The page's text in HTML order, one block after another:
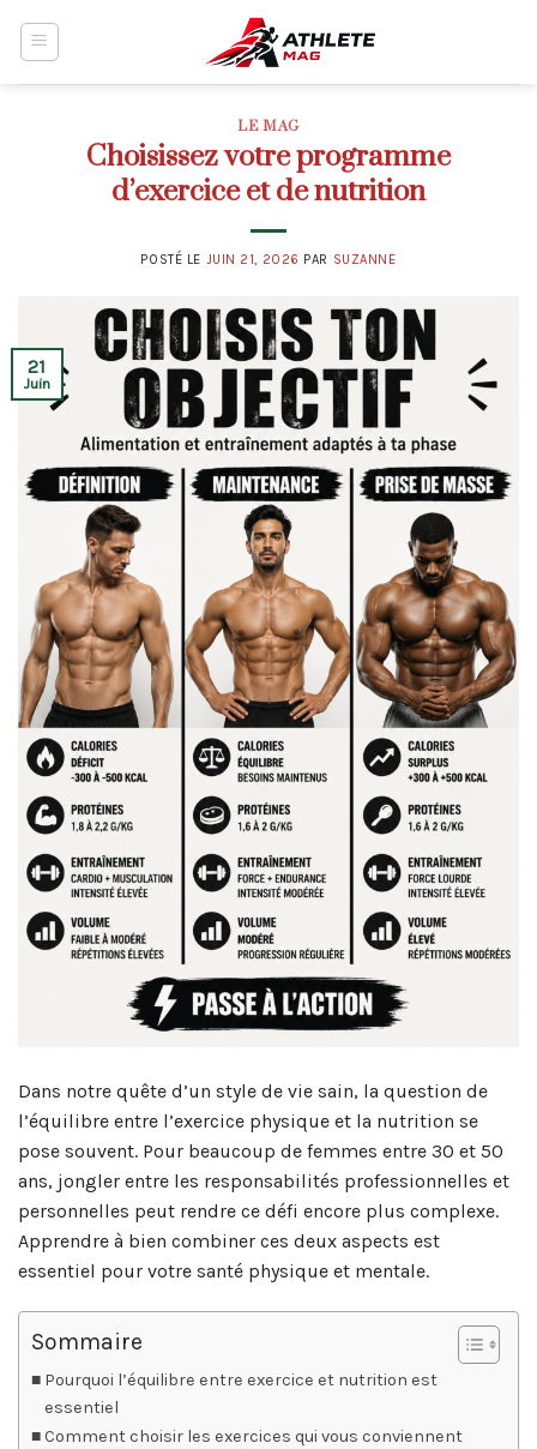
LE MAG
Choisissez votre programme
d’exercice et de nutrition
POSTÉ LE JUIN 21, 2026 PAR SUZANNE
21
Juin
Dans notre quête d’un style de vie sain, la question de
l’équilibre entre l’exercice physique et la nutrition se
pose souvent. Pour beaucoup de femmes entre 30 et 50
ans, jongler entre les responsabilités professionnelles et
personnelles peut rendre ce défi encore plus complexe.
Apprendre à bien combiner ces deux aspects est
essentiel pour votre santé physique et mentale.
Sommaire
Pourquoi l’équilibre entre exercice et nutrition est
essentiel
Comment choisir les exercices qui vous conviennent